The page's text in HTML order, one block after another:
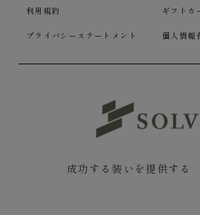
利用規約 ギフトカ
プライバシーステートメント 個人情報
成功する装いを提供す